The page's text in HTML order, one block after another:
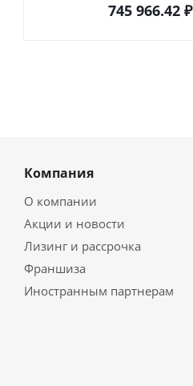
745 966.42₽
Компания
О компании
Акции и новости
Лизинг и рассрочка
Франшиза
Иностранным партнерам